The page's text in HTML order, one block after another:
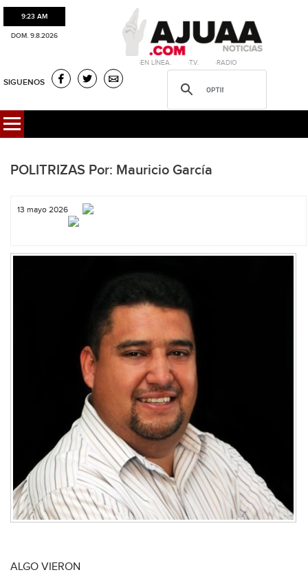
9:23 AM
DOM. 9.8.2026
·EN LÍNEA. ·T.V. ·RADIO
SIGUENOS
POLITRIZAS Por: Mauricio García
13 mayo 2026
ALGO VIERON